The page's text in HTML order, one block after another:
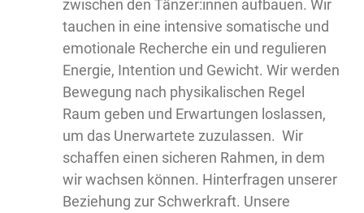
zwischen den Tänzer:innen aufbauen. Wir
tauchen in eine intensive somatische und
emotionale Recherche ein und regulieren
Energie, Intention und Gewicht. Wir werden
Bewegung nach physikalischen Regel
Raum geben und Erwartungen loslassen,
um das Unerwartete zuzulassen. Wir
schaffen einen sicheren Rahmen, in dem
wir wachsen können. Hinterfragen unserer
Beziehung zur Schwerkraft. Unsere